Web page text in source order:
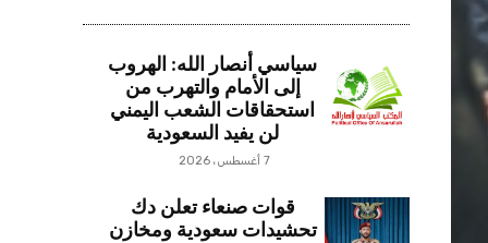
سياسي أنصار الله: الهروب
إلى الأمام والتهرب من
استحقاقات الشعب اليمني
لن يفيد السعودية
7 أغسطس، 2026
قوات صنعاء تعلن دك
تحشيدات سعودية ومخازن